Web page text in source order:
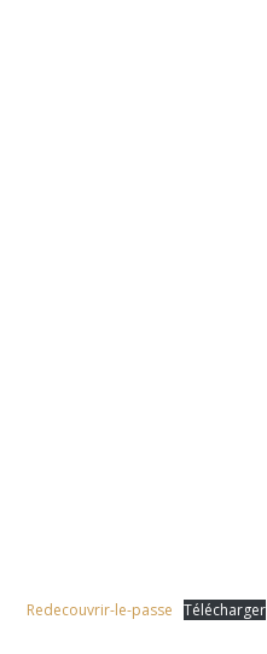
Redecouvrir-le-passe Télécharger